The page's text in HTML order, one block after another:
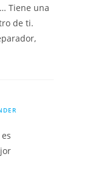
Tiene una
de ti.